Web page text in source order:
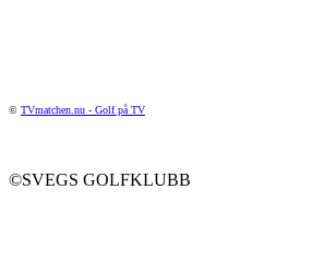
© TVmatchen.nu - Golf på TV
©SVEGS GOLFKLUBB